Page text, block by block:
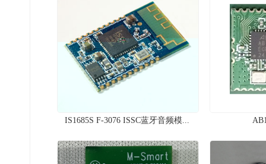
IS1685S F-3076 ISSC蓝牙音频模...